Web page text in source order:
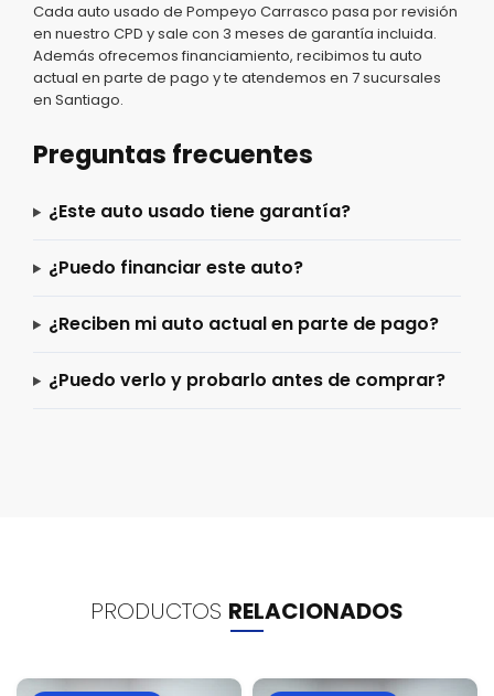
Cada auto usado de Pompeyo Carrasco pasa por revisión
en nuestro CPD y sale con 3 meses de garantía incluida.
Además ofrecemos financiamiento, recibimos tu auto
actual en parte de pago y te atendemos en 7 sucursales
en Santiago.
Preguntas frecuentes
¿Este auto usado tiene garantía?
¿Puedo financiar este auto?
¿Reciben mi auto actual en parte de pago?
¿Puedo verlo y probarlo antes de comprar?
PRODUCTOS RELACIONADOS